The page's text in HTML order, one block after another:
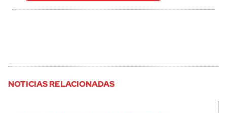
NOTICIAS RELACIONADAS